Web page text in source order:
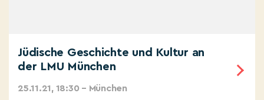
Jüdische Geschichte und Kultur an
der LMU München
25.11.21, 18:30 – München